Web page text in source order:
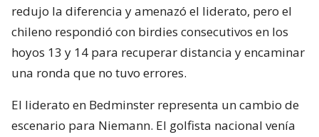
redujo la diferencia y amenazó el liderato, pero el
chileno respondió con birdies consecutivos en los
hoyos 13 y 14 para recuperar distancia y encaminar
una ronda que no tuvo errores.
El liderato en Bedminster representa un cambio de
escenario para Niemann. El golfista nacional venía